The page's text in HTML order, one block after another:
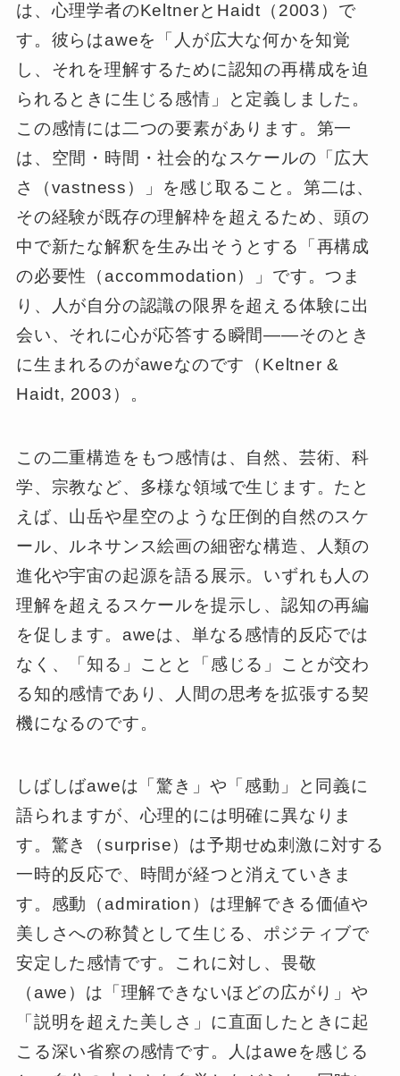
は、心理学者のKeltnerとHaidt（2003）で
す。彼らはaweを「人が広大な何かを知覚
し、それを理解するために認知の再構成を迫
られるときに生じる感情」と定義しました。
この感情には二つの要素があります。第一
は、空間・時間・社会的なスケールの「広大
さ（vastness）」を感じ取ること。第二は、
その経験が既存の理解枠を超えるため、頭の
中で新たな解釈を生み出そうとする「再構成
の必要性（accommodation）」です。つま
り、人が自分の認識の限界を超える体験に出
会い、それに心が応答する瞬間――そのとき
に生まれるのがaweなのです（Keltner &
Haidt, 2003）。
この二重構造をもつ感情は、自然、芸術、科
学、宗教など、多様な領域で生じます。たと
えば、山岳や星空のような圧倒的自然のスケ
ール、ルネサンス絵画の細密な構造、人類の
進化や宇宙の起源を語る展示。いずれも人の
理解を超えるスケールを提示し、認知の再編
を促します。aweは、単なる感情的反応では
なく、「知る」ことと「感じる」ことが交わ
る知的感情であり、人間の思考を拡張する契
機になるのです。
しばしばaweは「驚き」や「感動」と同義に
語られますが、心理的には明確に異なりま
す。驚き（surprise）は予期せぬ刺激に対する
一時的反応で、時間が経つと消えていきま
す。感動（admiration）は理解できる価値や
美しさへの称賛として生じる、ポジティブで
安定した感情です。これに対し、畏敬
（awe）は「理解できないほどの広がり」や
「説明を超えた美しさ」に直面したときに起
こる深い省察の感情です。人はaweを感じる